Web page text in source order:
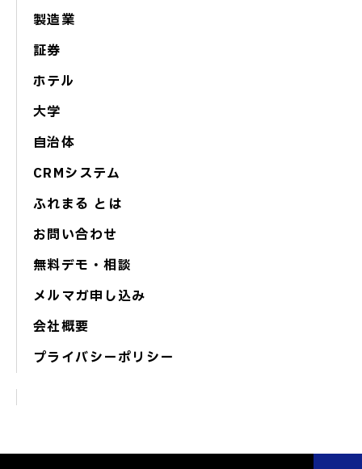
製造業
証券
ホテル
大学
自治体
CRMシステム
ふれまる とは
お問い合わせ
無料デモ・相談
メルマガ申し込み
会社概要
プライバシーポリシー